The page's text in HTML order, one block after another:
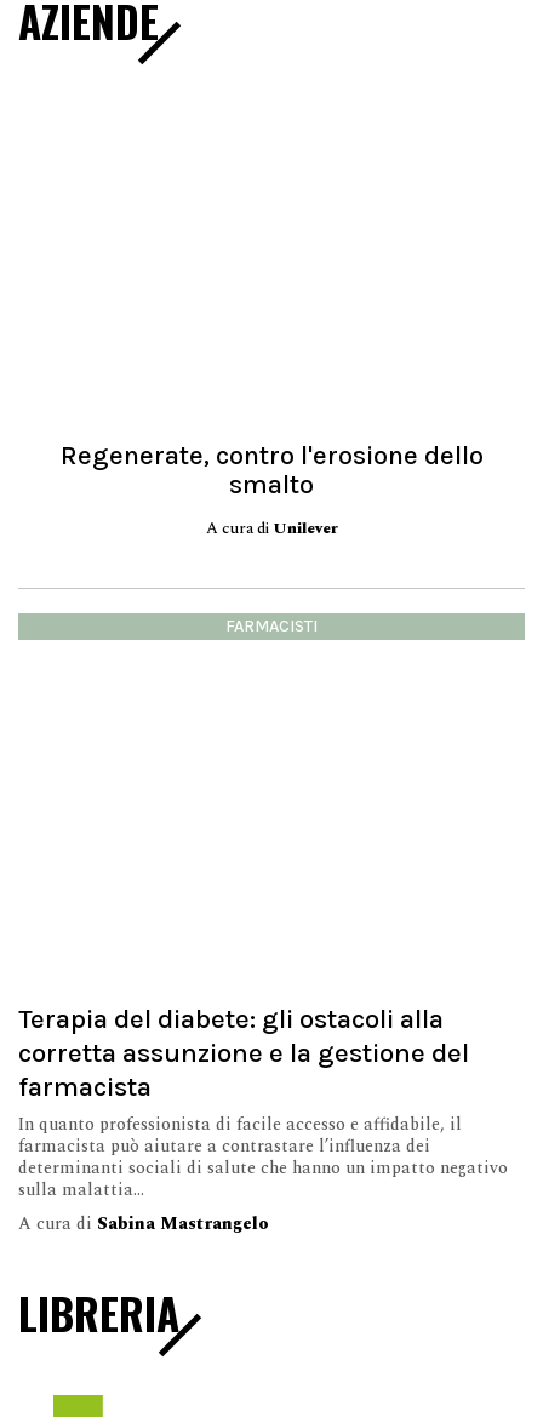
AZIENDE
Regenerate, contro l'erosione dello
smalto
A cura di Unilever
FARMACISTI
Terapia del diabete: gli ostacoli alla
corretta assunzione e la gestione del
farmacista
In quanto professionista di facile accesso e affidabile, il
farmacista può aiutare a contrastare l’influenza dei
determinanti sociali di salute che hanno un impatto negativo
sulla malattia...
A cura di Sabina Mastrangelo
LIBRERIA